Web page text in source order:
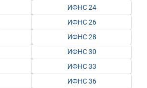
ИФНС 24
ИФНС 26
ИФНС 28
ИФНС 30
ИФНС 33
ИФНС 36